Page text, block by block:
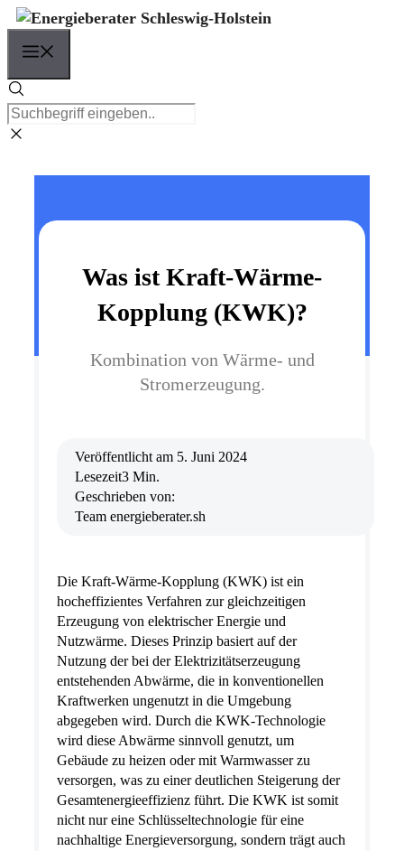
Zum
Inhalt
springen
Was ist Kraft-Wärme-
Kopplung (KWK)?
Kombination von Wärme- und
Stromerzeugung.
Veröffentlicht am 5. Juni 2024
Lesezeit3 Min.
Geschrieben von:
Team energieberater.sh
Die Kraft-Wärme-Kopplung (KWK) ist ein
hocheffizientes Verfahren zur gleichzeitigen
Erzeugung von elektrischer Energie und
Nutzwärme. Dieses Prinzip basiert auf der
Nutzung der bei der Elektrizitätserzeugung
entstehenden Abwärme, die in konventionellen
Kraftwerken ungenutzt in die Umgebung
abgegeben wird. Durch die KWK-Technologie
wird diese Abwärme sinnvoll genutzt, um
Gebäude zu heizen oder mit Warmwasser zu
versorgen, was zu einer deutlichen Steigerung der
Gesamtenergieeffizienz führt. Die KWK ist somit
nicht nur eine Schlüsseltechnologie für eine
nachhaltige Energieversorgung, sondern trägt auch